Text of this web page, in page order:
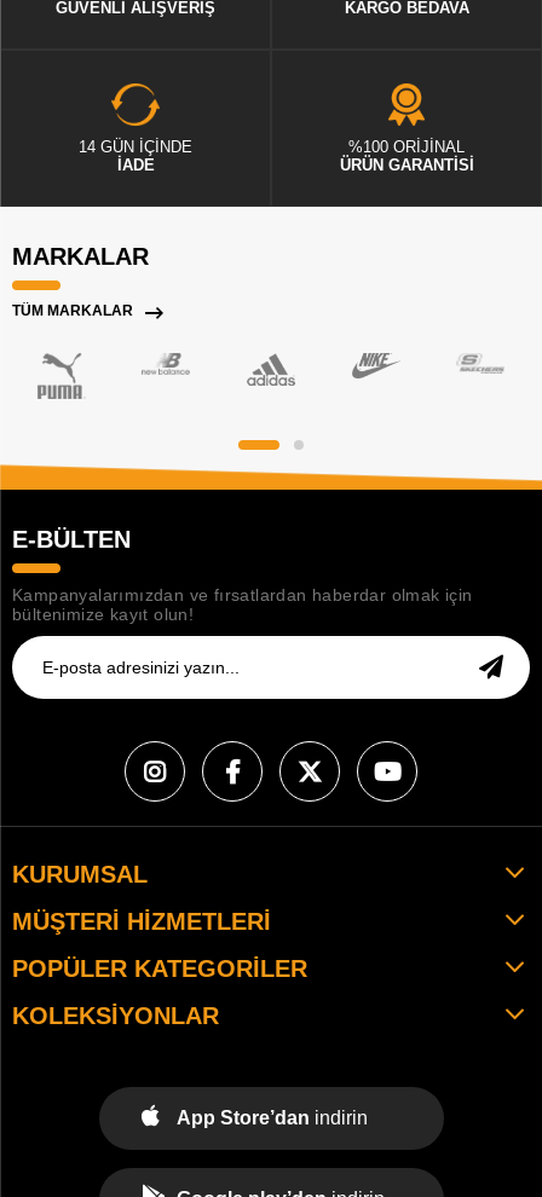
GÜVENLİ ALIŞVERİŞ
KARGO BEDAVA
14 GÜN İÇİNDE
İADE
%100 ORİJİNAL
ÜRÜN GARANTİSİ
MARKALAR
TÜM MARKALAR
E-BÜLTEN
Kampanyalarımızdan ve fırsatlardan haberdar olmak için
bültenimize kayıt olun!
KURUMSAL
MÜŞTERI HIZMETLERI
POPÜLER KATEGORILER
KOLEKSIYONLAR
App Store’dan indirin